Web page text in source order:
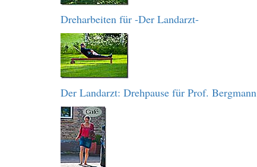
Dreharbeiten für -Der Landarzt-
Der Landarzt: Drehpause für Prof. Bergmann